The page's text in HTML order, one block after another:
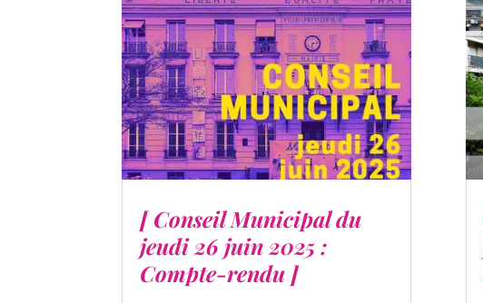
[ Conseil Municipal du
jeudi 26 juin 2025 :
Compte-rendu ]